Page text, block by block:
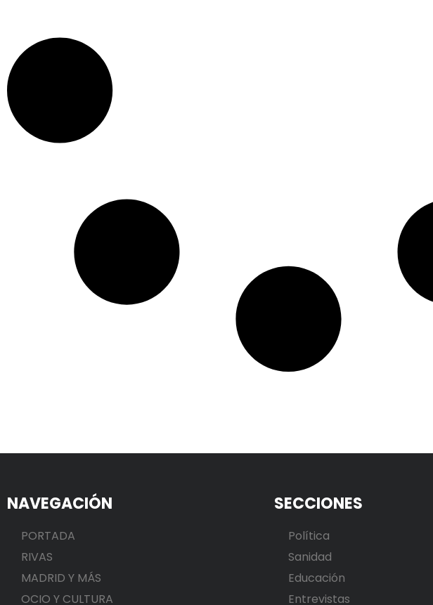
NAVEGACIÓN
PORTADA
RIVAS
MADRID Y MÁS
OCIO Y CULTURA
SECCIONES
Política
Sanidad
Educación
Entrevistas